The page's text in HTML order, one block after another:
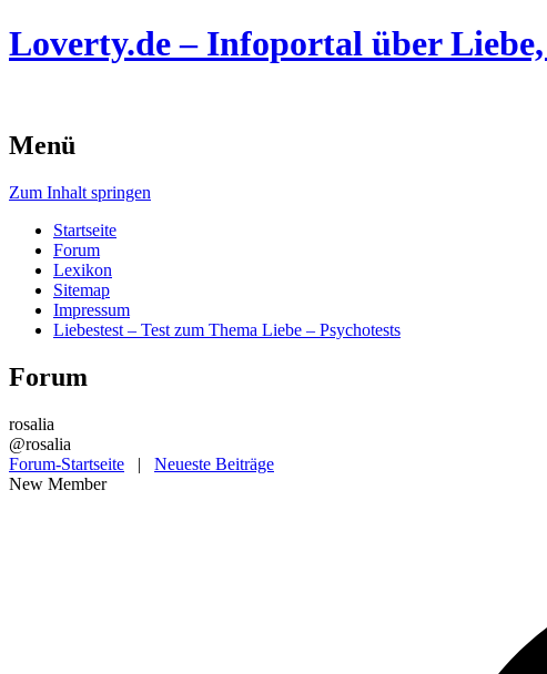
Loverty.de – Infoportal über
Menü
Zum Inhalt springen
Startseite
Forum
Lexikon
Sitemap
Impressum
Liebestest – Test zum Thema Liebe – Psychotests
Forum
rosalia
@rosalia
Forum-Startseite | Neueste Beiträge
New Member